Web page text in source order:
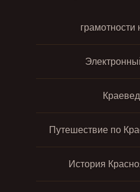
грамотности
Путешествие по
История